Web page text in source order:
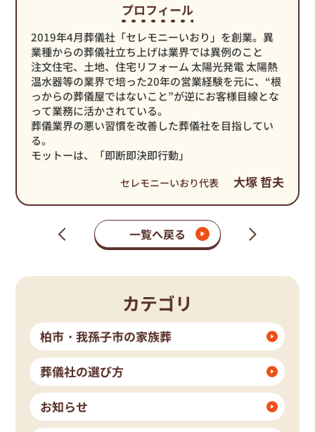
プロフィール
2019年4月葬儀社「セレモニーいおり」を創業。異
業種からの葬儀社立ち上げは業界では異例のこと
注文住宅、土地、住宅リフォーム 太陽光発電 太陽熱
温水器等の業界で培った20年の営業経験を元に、“根
っからの葬儀屋ではないこと”が逆にお客様目線とな
って業務に活かされている。
葬儀業界の悪い習慣を改善した葬儀社を目指してい
る。
モットーは、「即断即決即行動」
セレモニーいおり代表 大塚 哲夫
ー
一覧へ戻る
前
ー
カテゴリ
柏市・我孫子市の家族葬
葬儀社の選び方
お知らせ